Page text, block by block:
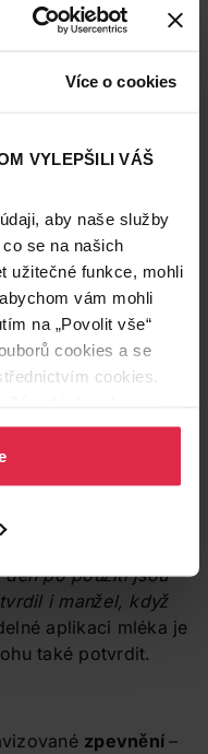
Více o cookies
VYLEPŠILI VÁŠ
aby naše služby
se na našich
užitečné funkce, mohli
vám mohli
na „Povolit vše“
cookies a se
cookies.
nohou: 95
pokožku po
ale ostatní se
tedy
hydratovanou
a testerky byly
den po použití jsou
i manžel, když
aplikaci mléka je
také potvrdit.
zpevnění–